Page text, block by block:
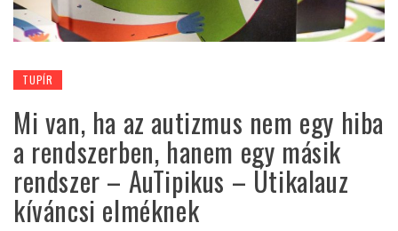
TUPÍR
Mi van, ha az autizmus nem egy hiba
a rendszerben, hanem egy másik
rendszer – AuTipikus – Útikalauz
kíváncsi elméknek